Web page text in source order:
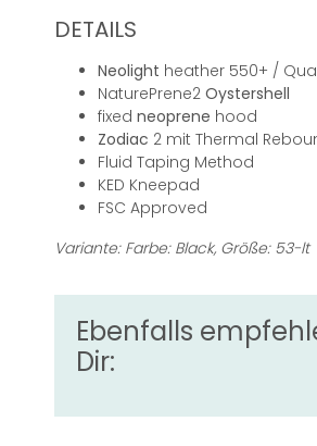
DETAILS
Neolight heather 550+ /
NaturePrene2 Oystershell
fixed neoprene hood
Zodiac 2 mit Thermal
Fluid Taping Method
KED Kneepad
FSC Approved
Variante: Farbe: Black, Größe: 53-lt
Ebenfalls
Dir: